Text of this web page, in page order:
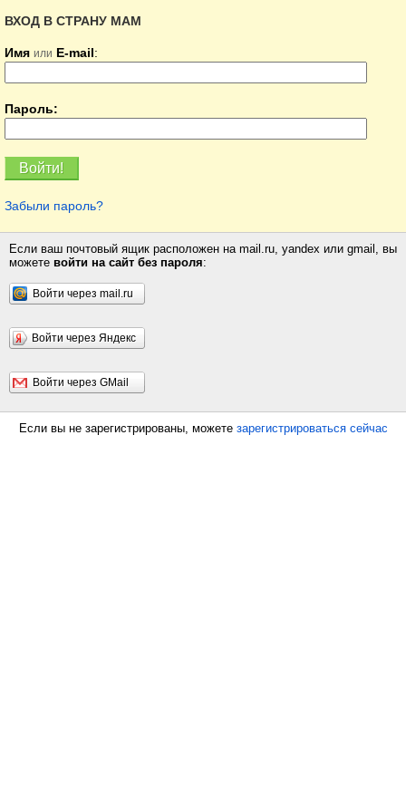
ВХОД В СТРАНУ МАМ
Имя или E-mail:
Пароль:
Забыли пароль?
Если ваш почтовый ящик расположен на mail.ru, yandex или gmail, вы
можете войти на сайт без пароля:
Войти через mail.ru
Войти через Яндекс
Войти через GMail
Если вы не зарегистрированы, можете зарегистрироваться сейчас